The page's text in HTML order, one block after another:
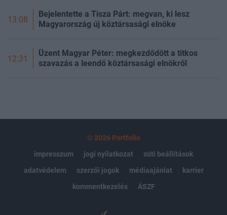
13:08
Bejelentette a Tisza Párt: megvan, ki lesz
Magyarország új köztársasági elnöke
12:31
Üzent Magyar Péter: megkezdődött a titkos
szavazás a leendő köztársasági elnökről
© 2026 Portfolio
impresszum
jogi nyilatkozat
süti beállítások
adatvédelem
szerzői jogok médiaajánlat
karrier
kommentkezelés
ÁSZF